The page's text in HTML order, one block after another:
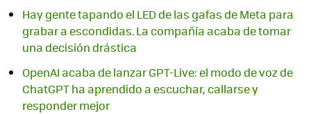
Hay gente tapando el LED de las gafas de Meta para
grabar a escondidas. La compañía acaba de tomar
una decisión drástica
OpenAI acaba de lanzar GPT-Live: el modo de voz de
ChatGPT ha aprendido a escuchar, callarse y
responder mejor